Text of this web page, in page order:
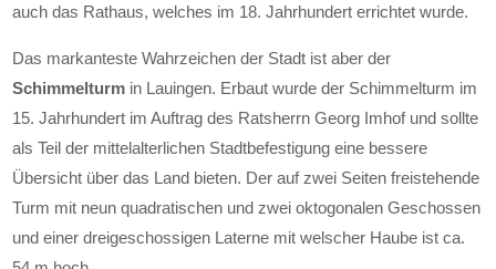
auch das Rathaus, welches im 18. Jahrhundert errichtet wurde.
Das markanteste Wahrzeichen der Stadt ist aber der
Schimmelturm in Lauingen. Erbaut wurde der Schimmelturm im
15. Jahrhundert im Auftrag des Ratsherrn Georg Imhof und sollte
als Teil der mittelalterlichen Stadtbefestigung eine bessere
Übersicht über das Land bieten. Der auf zwei Seiten freistehende
Turm mit neun quadratischen und zwei oktogonalen Geschossen
und einer dreigeschossigen Laterne mit welscher Haube ist ca.